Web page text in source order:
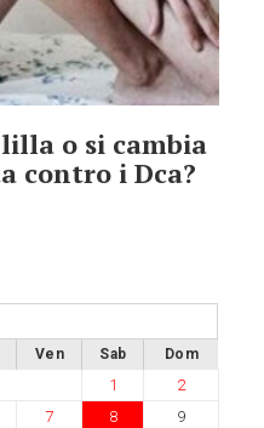
o si cambia
contro i Dca?
Ven Sab Dom
1
2
7 8
9